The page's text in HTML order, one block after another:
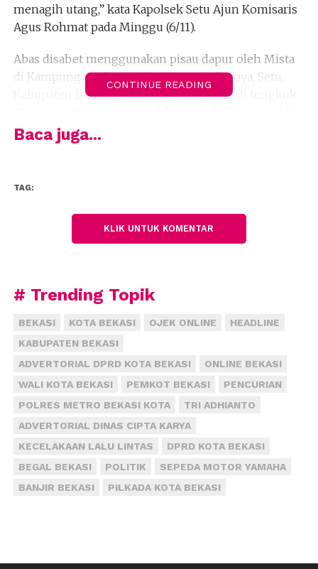
menagih utang,” kata Kapolsek Setu Ajun Komisaris
Agus Rohmat pada Minggu (6/11).
Abas disabet menggunakan pisau dapur oleh Mista
di Kampung Gaok RT 04/02, Desa Muktijaya, Setu,
Kabupaten Bekasi. Akibatnya, otot besar di tengkuk
cm dan panjangnya 20 cm.
keinginannya untuk meminjam uang ditolak
Meski telah ditolak, namun tersangka tetap
berupaya bernegosiasi.
Bahkan utang yang masih menyisakan Rp 50.000 ini
akan dilunasi menggunakan uang yang akan
dipinjamnya kembali. Sayangnya Abas tidak mau dan
tetap keukeuh agar Mista melunasi utangnya
terlebih dahulu.
Kesal karena permintaannya ditolak, tersangka
mengancam akan membacok korban menggunakan
sebilah pisau yang diselipkan di pinggang. Dengan
CONTINUE READING
Baca juga...
TAG:
KLIK UNTUK KOMENTAR
# Trending Topik
BEKASI KOTA BEKASI OJEK ONLINE
HEADLINE
KABUPATEN BEKASI
ADVERTORIAL DPRD KOTA BEKASI
ONLINE BEKASI
WALI KOTA BEKASI
PEMKOT BEKASI
PENCURIAN
POLRES METRO BEKASI KOTA
TRI ADHIANTO
ADVERTORIAL DINAS CIPTA KARYA
KECELAKAAN LALU LINTAS
DPRD KOTA BEKASI
BEGAL BEKASI
POLITIK
SEPEDA MOTOR YAMAHA
BANJIR BEKASI
PILKADA KOTA BEKASI